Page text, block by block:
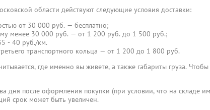
области действуют следующие условия доставки:
от 30 000 руб. — бесплатно;
менее 30 000 руб. — от 1 200 руб. до 1 500 руб.;
- 40 руб./км.
транспортного кольца — от 1 200 до 1 800 руб.
где именно вы живете, а также габариты груза.
дня после оформления покупки (при условии, что на складе
срок может быть увеличен.